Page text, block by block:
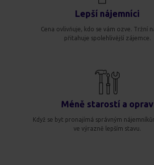
Lepší nájemníci
Cena ovlivňuje, kdo se vám ozve. Tržní
přitahuje spolehlivější zájemce.
Méně starostí a oprav
Když se byt pronajímá správným
ve výrazně lepším stavu.